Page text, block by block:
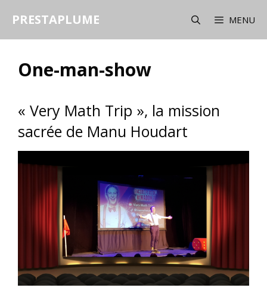
PRESTAPLUME MENU
One-man-show
« Very Math Trip », la mission
sacrée de Manu Houdart